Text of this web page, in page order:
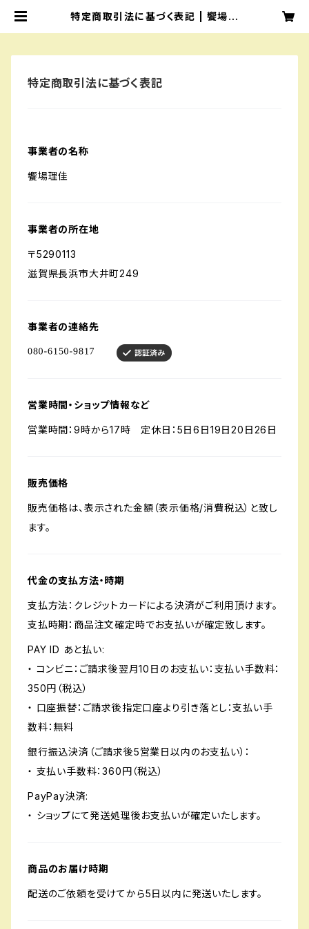
特定商取引法に基づく表記 | 饗場公
特定商取引法に基づく表記
事業者の名称
饗場理佳
事業者の所在地
〒5290113
滋賀県長浜市大井町249
事業者の連絡先
営業時間・ショップ情報など
営業時間：9時から17時 定休日：5日6日19日20日26日
販売価格
販売価格は、表示された金額（表示価格/消費税込）と致し
ます。
代金の支払方法・時期
支払方法：クレジットカードによる決済がご利用頂けます。
支払時期：商品注文確定時でお支払いが確定致します。
PAY ID あと払い:
・ コンビニ：ご請求後翌月10日のお支払い：支払い手数料：
350円（税込）
・ 口座振替：ご請求後指定口座より引き落とし：支払い手
数料：無料
銀行振込決済（ご請求後5営業日以内のお支払い）：
・ 支払い手数料：360円（税込）
PayPay決済:
・ ショップにて発送処理後お支払いが確定いたします。
商品のお届け時期
配送のご依頼を受けてから5日以内に発送いたします。